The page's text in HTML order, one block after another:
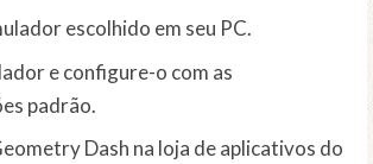
escolhido em seu PC.
e configure-o com as
padrão.
Dash na loja de aplicativos do